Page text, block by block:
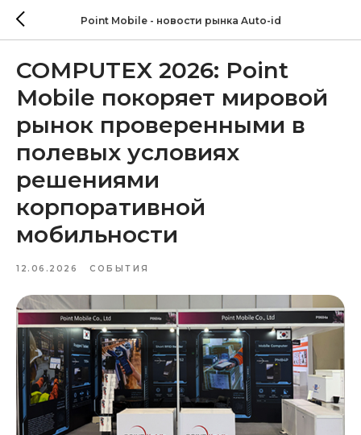
Point Mobile - новости рынка Auto-id
COMPUTEX 2026: Point
Mobile покоряет мировой
рынок проверенными в
полевых условиях
решениями
корпоративной
мобильности
12.06.2026 СОБЫТИЯ